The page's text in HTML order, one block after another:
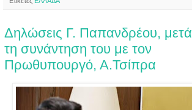
Δηλώσεις Γ. Παπανδρέου, μετά
τη συνάντηση του με τον
Πρωθυπουργό, Α.Τσίπρα